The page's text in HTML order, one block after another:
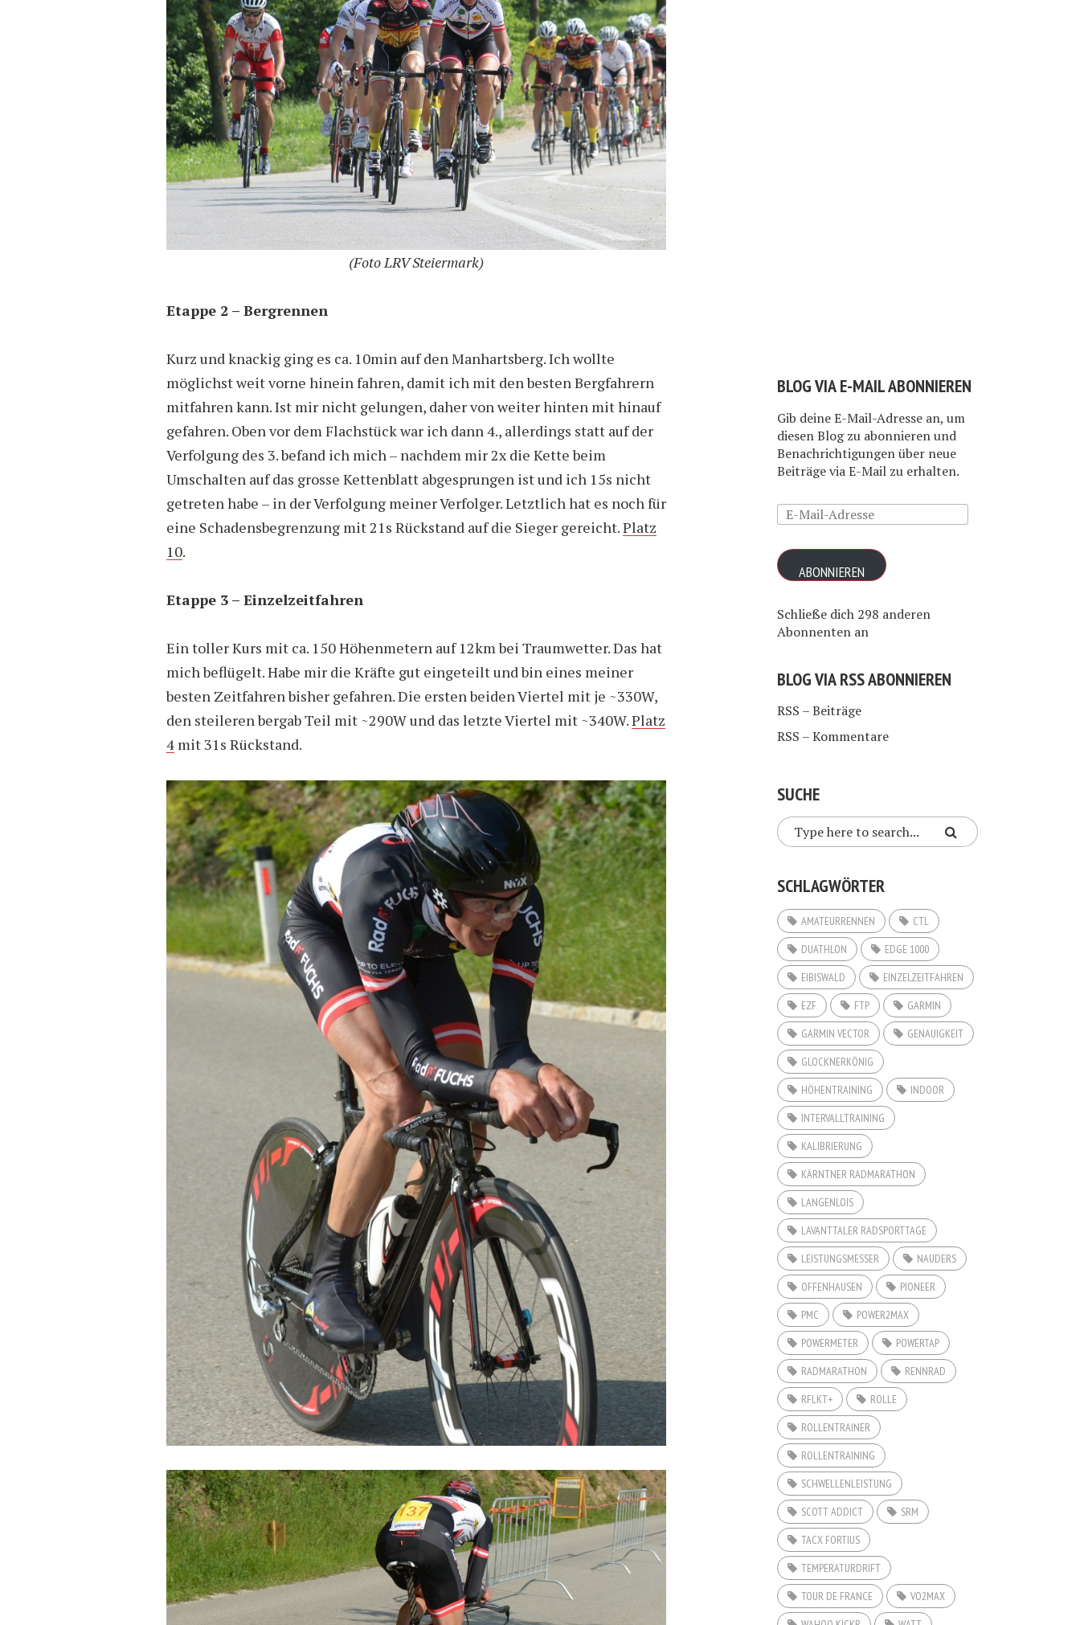
(Foto LRV Steiermark)
Etappe 2 – Bergrennen
Kurz und knackig ging es ca. 10min auf den Manhartsberg. Ich wollte
möglichst weit vorne hinein fahren, damit ich mit den besten Bergfahrern
mitfahren kann. Ist mir nicht gelungen, daher von weiter hinten mit hinauf
gefahren. Oben vor dem Flachstück war ich dann 4., allerdings statt auf der
Verfolgung des 3. befand ich mich – nachdem mir 2x die Kette beim
Umschalten auf das grosse Kettenblatt abgesprungen ist und ich 15s nicht
getreten habe – in der Verfolgung meiner Verfolger. Letztlich hat es noch für
eine Schadensbegrenzung mit 21s Rückstand auf die Sieger gereicht.Platz
10.
Etappe 3 – Einzelzeitfahren
Ein toller Kurs mit ca. 150 Höhenmetern auf 12km bei Traumwetter. Das hat
mich beflügelt. Habe mir die Kräfte gut eingeteilt und bin eines meiner
besten Zeitfahren bisher gefahren. Die ersten beiden Viertel mit je ~330W,
den steileren bergab Teil mit ~290W und das letzte Viertel mit ~340W.Platz
4 mit 31s Rückstand.
BLOG VIA E-MAIL ABONNIEREN
Gib deine E-Mail-Adresse an, um
diesen Blog zu abonnieren und
Benachrichtigungen über neue
Beiträge via E-Mail zu erhalten.
E-
Mail-
Adresse
ABONNIEREN
Schließe dich 298 anderen
Abonnenten an
BLOG VIA RSS ABONNIEREN
RSS – Beiträge
RSS – Kommentare
SUCHE
SCHLAGWÖRTER
AMATEURRENNEN
CTL
DUATHLON
EDGE 1000
EIBISWALD
EINZELZEITFAHREN
EZF
FTP
GARMIN
GARMIN VECTOR
GENAUIGKEIT
GLOCKNERKÖNIG
HÖHENTRAINING
INDOOR
INTERVALLTRAINING
KALIBRIERUNG
KÄRNTNER RADMARATHON
LANGENLOIS
LAVANTTALER RADSPORTTAGE
LEISTUNGSMESSER
NAUDERS
OFFENHAUSEN
PIONEER
PMC
POWER2MAX
POWERMETER
POWERTAP
RADMARATHON
RENNRAD
RFLKT+
ROLLE
ROLLENTRAINER
ROLLENTRAINING
SCHWELLENLEISTUNG
SCOTT ADDICT
SRM
TACX FORTIUS
TEMPERATURDRIFT
TOUR DE FRANCE
VO2MAX